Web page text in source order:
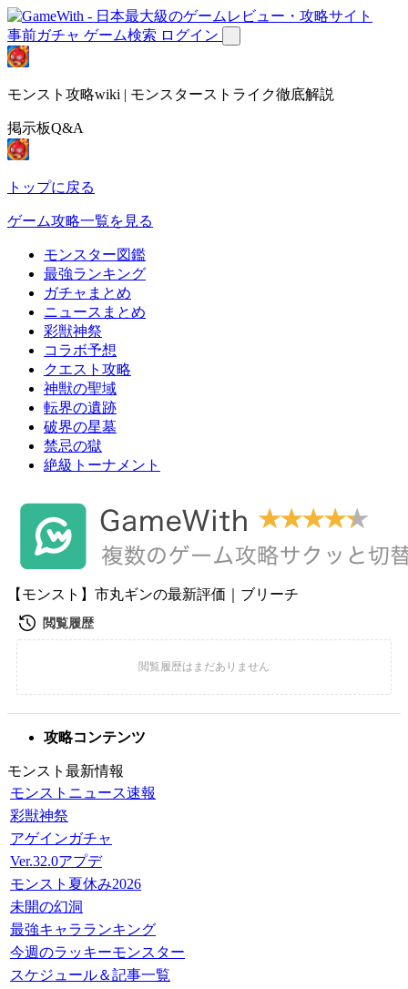
事前ガチャ ゲーム検索 ログイン
モンスト攻略wiki | モンスターストライク徹底解説
掲示板Q&A
トップに戻る
ゲーム攻略一覧を見る
モンスター図鑑
最強ランキング
ガチャまとめ
ニュースまとめ
彩獣神祭
コラボ予想
クエスト攻略
神獣の聖域
転界の遺跡
破界の星墓
禁忌の獄
絶級トーナメント
【モンスト】市丸ギンの最新評価｜ブリーチ
攻略コンテンツ
モンスト最新情報
モンストニュース速報
彩獣神祭
アゲインガチャ
Ver.32.0アプデ
モンスト夏休み2026
未開の幻洞
最強キャラランキング
今週のラッキーモンスター
スケジュール＆記事一覧